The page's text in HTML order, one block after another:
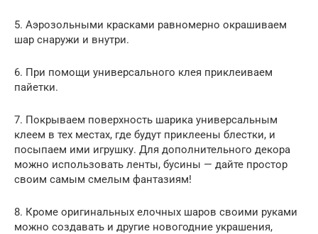
5. Аэрозольными красками равномерно окрашиваем
шар снаружи и внутри.
6. При помощи универсального клея приклеиваем
пайетки.
7. Покрываем поверхность шарика универсальным
клеем в тех местах, где будут приклеены блестки, и
посыпаем ими игрушку. Для дополнительного декора
можно использовать ленты, бусины — дайте простор
своим самым смелым фантазиям!
8. Кроме оригинальных елочных шаров своими руками
можно создавать и другие новогодние украшения,